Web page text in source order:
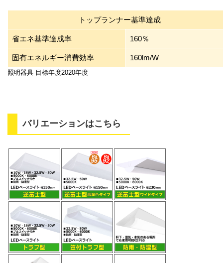
トップランナー基準達成
省エネ基準達成率 160％
固有エネルギー消費効率 160lm/W
照明器具 目標年度2020年度
バリエーションはこちら